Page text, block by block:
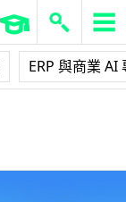
ERP 與商業 AI